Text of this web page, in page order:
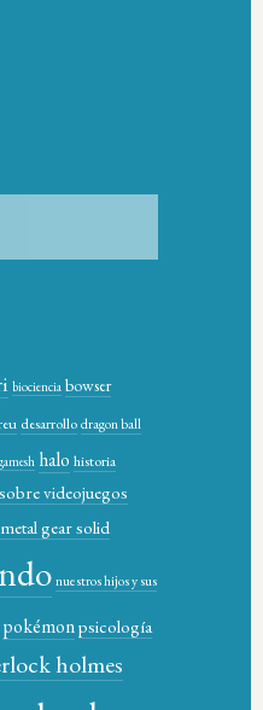
biociencia bowser
desarrollodragon ball
halo historia
videojuegos
metal gear solid
nuestros hijos y sus
pokémonpsicología
holmes